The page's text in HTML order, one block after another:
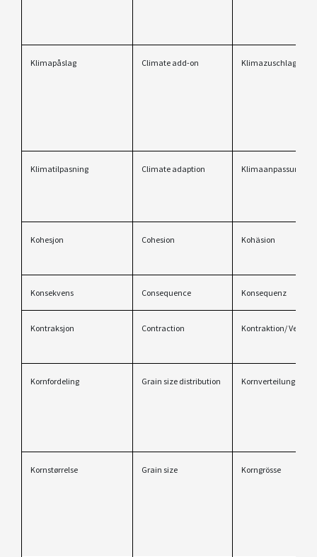
Klimapåslag Climate add-on Klimazuschlag
Klimatilpasning Climate adaption Klimaanpassung
Kohesjon Cohesion Kohäsion
Konsekvens Consequence Konsequenz
Kontraksjon Contraction Kontraktion/
Kornfordeling Grain size distribution Kornverteilung
Kornstørrelse Grain size Korngrösse